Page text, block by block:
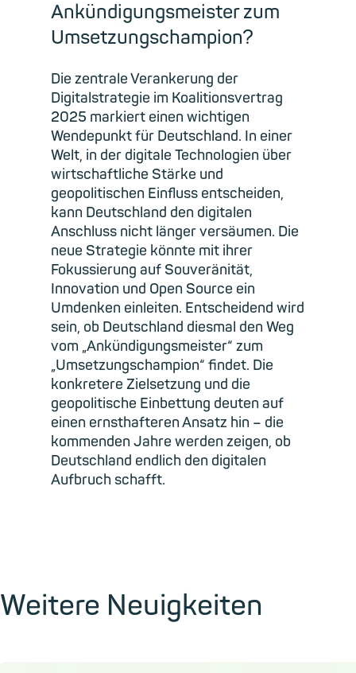
Ankündigungsmeister zum
Umsetzungschampion?
Die zentrale Verankerung der
Digitalstrategie im Koalitionsvertrag
2025 markiert einen wichtigen
Wendepunkt für Deutschland. In einer
Welt, in der digitale Technologien über
wirtschaftliche Stärke und
geopolitischen Einfluss entscheiden,
kann Deutschland den digitalen
Anschluss nicht länger versäumen. Die
neue Strategie könnte mit ihrer
Fokussierung auf Souveränität,
Innovation und Open Source ein
Umdenken einleiten. Entscheidend wird
sein, ob Deutschland diesmal den Weg
vom „Ankündigungsmeister“ zum
„Umsetzungschampion“ findet. Die
konkretere Zielsetzung und die
geopolitische Einbettung deuten auf
einen ernsthafteren Ansatz hin – die
kommenden Jahre werden zeigen, ob
Deutschland endlich den digitalen
Aufbruch schafft.
Weitere Neuigkeiten